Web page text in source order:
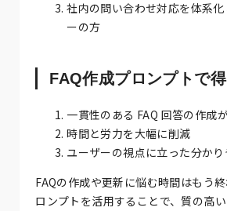
社内の問い合わせ対応を体系
ーの方
FAQ作成プロンプトで
一貫性のある FAQ 回答の作成
時間と労力を大幅に削減
ユーザーの視点に立った分か
FAQの作成や更新に悩む時間はもう
ロンプトを活用することで、質の高